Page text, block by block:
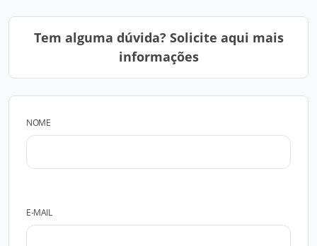
Tem alguma dúvida? Solicite aqui mais
informações
NOME
E-MAIL